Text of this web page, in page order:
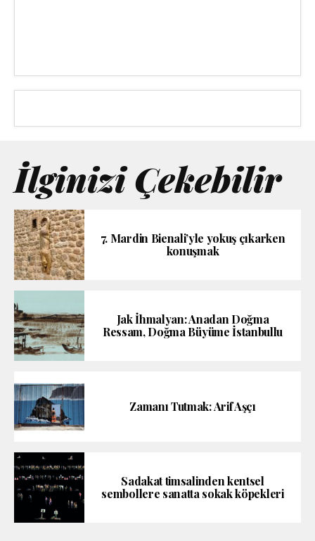
İlginizi Çekebilir
7. Mardin Bienali’yle yokuş çıkarken
konuşmak
Jak İhmalyan: Anadan Doğma
Ressam, Doğma Büyüme İstanbullu
Zamanı Tutmak: Arif Aşçı
Sadakat timsalinden kentsel
sembollere sanatta sokak köpekleri